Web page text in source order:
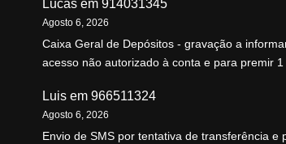
Lucas em 914031345
Agosto 6, 2026
Caixa Geral de Depósitos - gravação a
acesso não autorizado à conta e para premir 1
Luis em 966511324
Agosto 6, 2026
Envio de SMS por tentativa de transferência e